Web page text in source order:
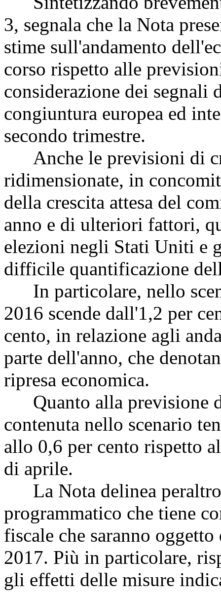
3, segnala che la Nota
stime sull'andamento
corso rispetto alle
considerazione dei segnali
congiuntura europea ed
secondo trimestre.
Anche le previsioni di
ridimensionate, in
della crescita attesa del
anno e di ulteriori fattori,
elezioni negli Stati Uniti e
difficile quantificazione
In particolare, nello
2016 scende dall'1,2 per
cento, in relazione agli
parte dell'anno, che
ripresa economica.
Quanto alla previsione
contenuta nello scenario
allo 0,6 per cento rispetto
di aprile.
La Nota delinea peraltro
programmatico che tiene
fiscale che saranno
2017. Più in particolare,
gli effetti delle misure